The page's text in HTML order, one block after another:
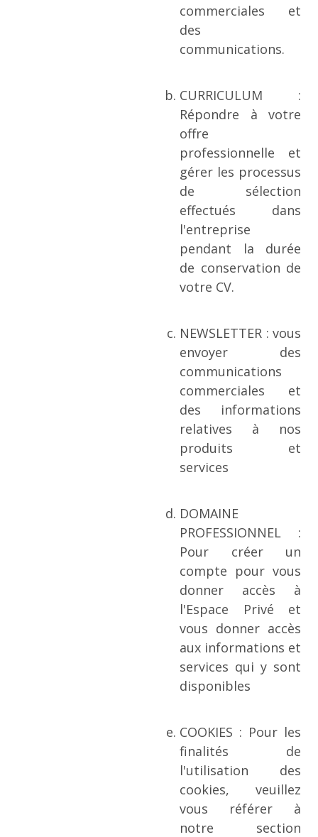
commerciales et
des
communications.
CURRICULUM :
Répondre à votre
offre
professionnelle et
gérer les processus
de sélection
effectués dans
l'entreprise
pendant la durée
de conservation de
votre CV.
NEWSLETTER : vous
envoyer des
communications
commerciales et
des informations
relatives à nos
produits et
services
DOMAINE
PROFESSIONNEL :
Pour créer un
compte pour vous
donner accès à
l'Espace Privé et
vous donner accès
aux informations et
services qui y sont
disponibles
COOKIES : Pour les
finalités de
l'utilisation des
cookies, veuillez
vous référer à
notre section